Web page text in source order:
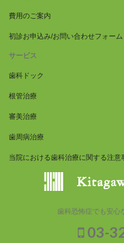
費用のご案内
初診お申込み/お問い合わせフォーム
サービス
歯科ドック
根管治療
審美治療
歯周病治療
当院における歯科治療に関する注意
歯科恐怖症でも安心
03-